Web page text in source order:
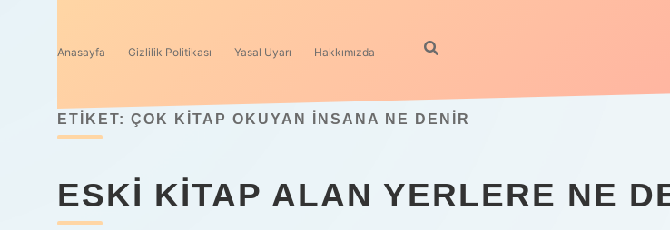
Anasayfa Gizlilik Politikası Yasal Uyarı Hakkımızda
ETIKET: ÇOK KITAP OKUYAN INSANA NE DENIR
ESKI KITAP ALAN YERLERE NE